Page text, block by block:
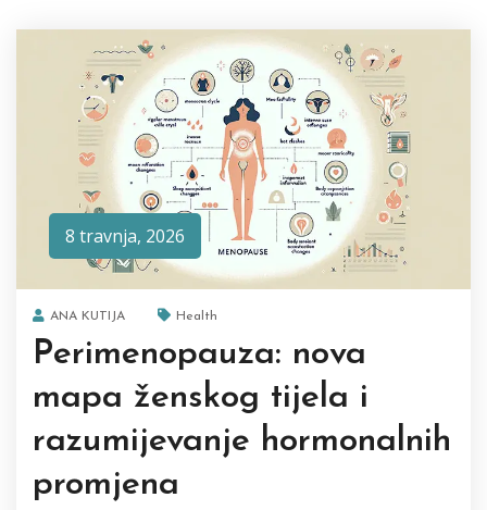
8 travnja, 2026
ANA KUTIJA Health
Perimenopauza: nova
mapa ženskog tijela i
razumijevanje hormonalnih
promjena